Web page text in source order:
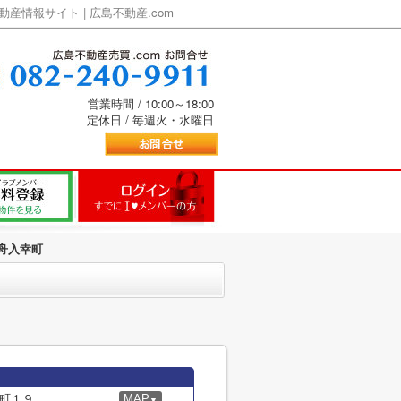
産情報サイト | 広島不動産.com
営業時間 / 10:00～18:00
定休日 / 毎週火・水曜日
入幸町